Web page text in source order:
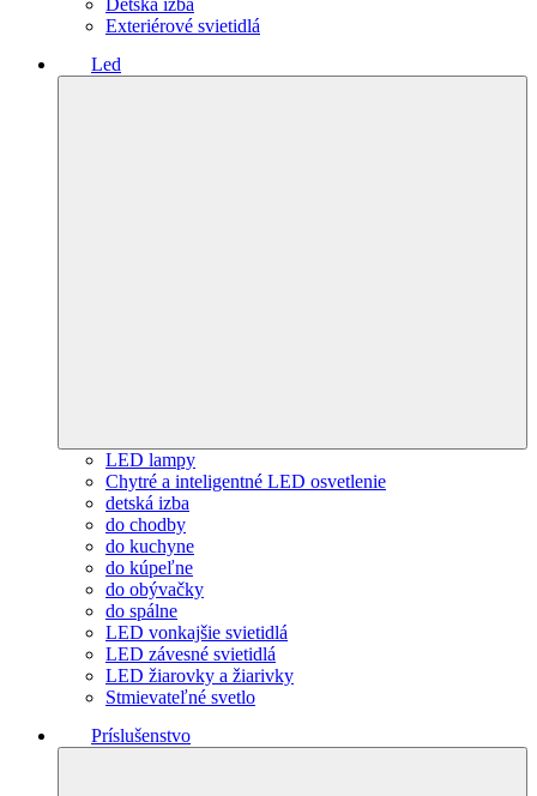
Detská izba
Exteriérové svietidlá
Led
LED lampy
Chytré a inteligentné LED osvetlenie
detská izba
do chodby
do kuchyne
do kúpeľne
do obývačky
do spálne
LED vonkajšie svietidlá
LED závesné svietidlá
LED žiarovky a žiarivky
Stmievateľné svetlo
Príslušenstvo